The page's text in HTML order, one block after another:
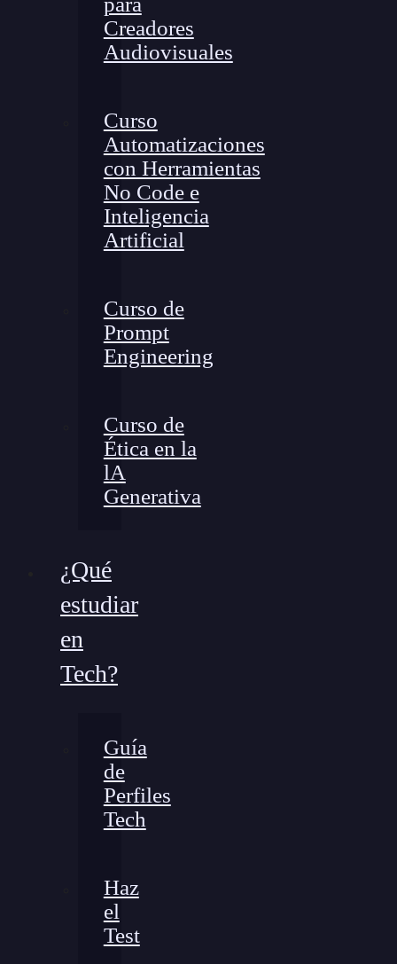
Creadores
Audiovisuales
Curso
Automatizaciones
con Herramientas
No Code e
Inteligencia
Artificial
Curso de
Prompt
Engineering
Curso de
Ética en la
lA
Generativa
¿Qué
estudiar
en
Tech?
Guía
de
Perfiles
Tech
Haz
el
Test